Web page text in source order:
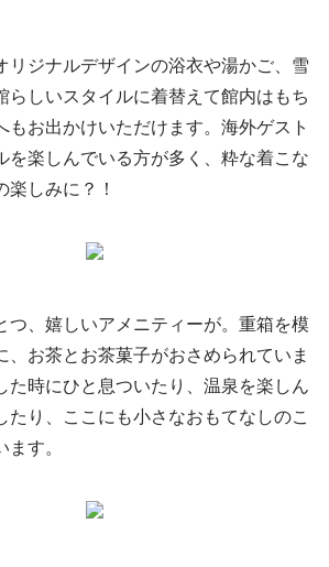
リジナルデザインの浴衣や湯かご、雪
らしいスタイルに着替えて館内はもち
もお出かけいただけます。海外ゲスト
を楽しんでいる方が多く、粋な着こな
楽しみに？！
つ、嬉しいアメニティーが。重箱を模
、お茶とお茶菓子がおさめられていま
た時にひと息ついたり、温泉を楽しん
たり、ここにも小さなおもてなしのこ
す。